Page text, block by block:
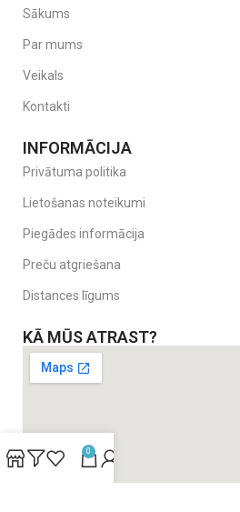
Sākums
Par mums
Veikals
Kontakti
INFORMĀCIJA
Privātuma politika
Lietošanas noteikumi
Piegādes informācija
Preču atgriešana
Distances līgums
KĀ MŪS ATRAST?
0